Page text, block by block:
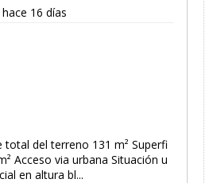
hace 16 días
total del terreno 131 m² Superfi
Acceso via urbana Situación u
en altura bl...